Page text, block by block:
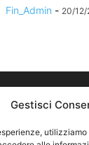
Gestisci
Fin_Admin - 20/